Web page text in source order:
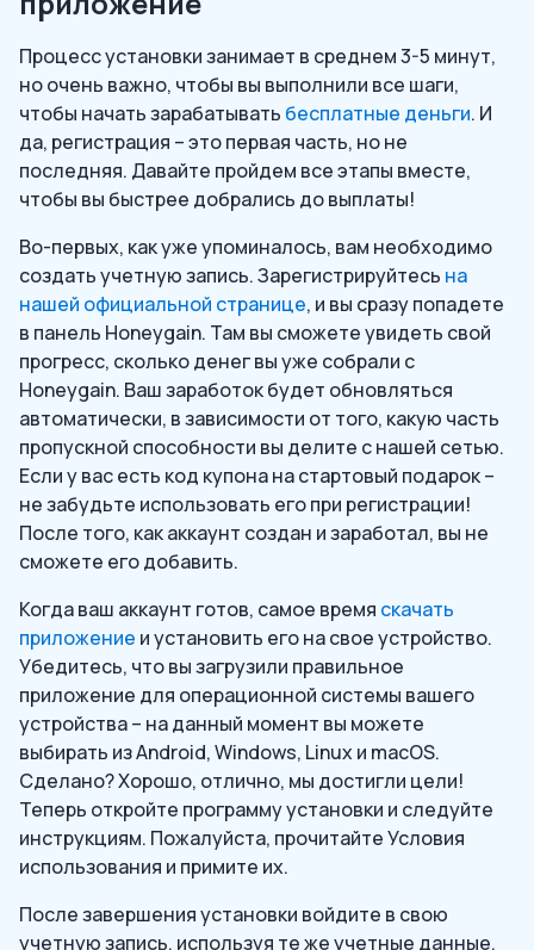
Процесс установки занимает в среднем 3-5 минут,
но очень важно, чтобы вы выполнили все шаги,
чтобы начать зарабатывать бесплатные деньги. И
да, регистрация – это первая часть, но не
последняя. Давайте пройдем все этапы вместе,
чтобы вы быстрее добрались до выплаты!
Во-первых, как уже упоминалось, вам необходимо
создать учетную запись. Зарегистрируйтесь на
нашей официальной странице, и вы сразу попадете
в панель Honeygain. Там вы сможете увидеть свой
прогресс, сколько денег вы уже собрали с
Honeygain. Ваш заработок будет обновляться
автоматически, в зависимости от того, какую часть
пропускной способности вы делите с нашей сетью.
Если у вас есть код купона на стартовый подарок –
не забудьте использовать его при регистрации!
После того, как аккаунт создан и заработал, вы не
сможете его добавить.
Когда ваш аккаунт готов, самое время скачать
приложение и установить его на свое устройство.
Убедитесь, что вы загрузили правильное
приложение для операционной системы вашего
устройства – на данный момент вы можете
выбирать из Android, Windows, Linux и macOS.
Сделано? Хорошо, отлично, мы достигли цели!
Теперь откройте программу установки и следуйте
инструкциям. Пожалуйста, прочитайте Условия
использования и примите их.
После завершения установки войдите в свою
учетную запись, используя те же учетные данные,